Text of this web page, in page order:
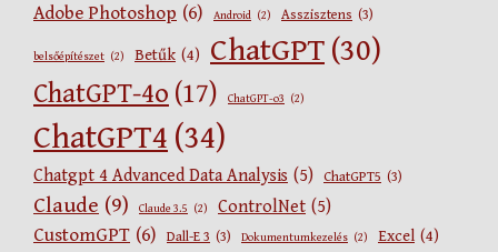
Adobe Photoshop (6) Android (2) Asszisztens (3)
belsőépítészet (2) Betűk (4) ChatGPT (30)
ChatGPT-4o (17) ChatGPT-o3 (2)
ChatGPT4 (34)
Chatgpt 4 Advanced Data Analysis (5) ChatGPT5 (3)
Claude (9) Claude 3.5 (2) ControlNet (5)
CustomGPT (6) Dall-E 3 (3) Dokumentumkezelés (2) Excel (4)